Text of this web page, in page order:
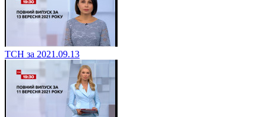
ТСН за 2021.09.13